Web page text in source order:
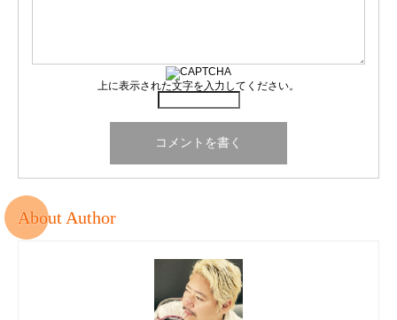
上に表示された文字を入力してください。
About Author